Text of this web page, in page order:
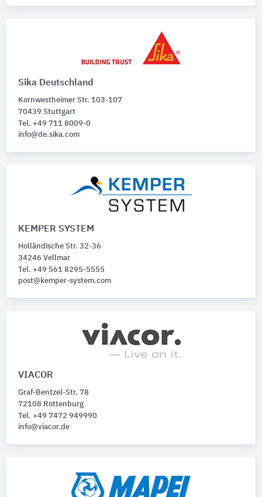
Sika Deutschland
Kornwestheimer Str. 103-107
70439 Stuttgart
Tel. +49 711 8009-0
info@de.sika.com
KEMPER SYSTEM
Holländische Str. 32-36
34246 Vellmar
Tel. +49 561 8295-5555
post@kemper-system.com
VIACOR
Graf-Bentzel-Str. 78
72108 Rottenburg
Tel. +49 7472 949990
info@viacor.de